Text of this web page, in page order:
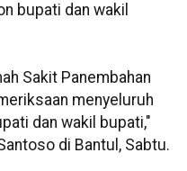
bupati dan wakil
Sakit Panembahan
menyeluruh
dan wakil bupati,"
di Bantul, Sabtu.